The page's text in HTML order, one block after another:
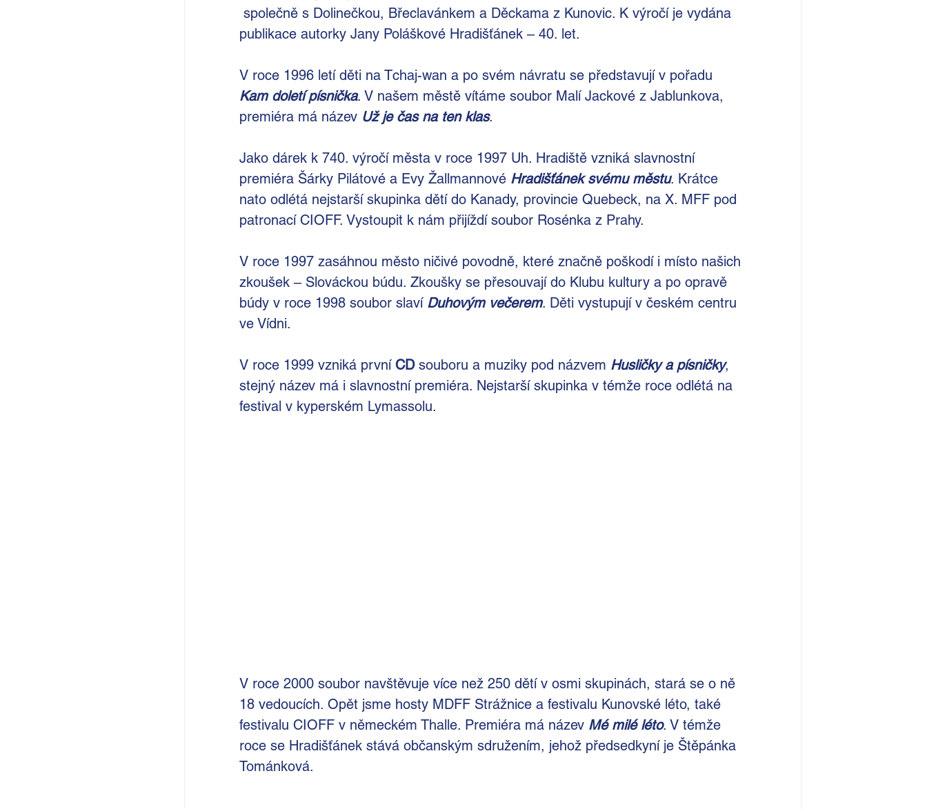
společně s Dolinečkou, Břeclavánkem a Děckama z Kunovic. K výročí je vydána
publikace autorky Jany Poláškové Hradišťánek – 40. let.
V roce 1996 letí děti na Tchaj-wan a po svém návratu se představují v pořadu
Kam doletí písnička. V našem městě vítáme soubor Malí Jackové z Jablunkova,
premiéra má název Už je čas na ten klas.
Jako dárek k 740. výročí města v roce 1997 Uh. Hradiště vzniká slavnostní
premiéra Šárky Pilátové a Evy Žallmannové Hradišťánek svému městu. Krátce
nato odlétá nejstarší skupinka dětí do Kanady, provincie Quebeck, na X. MFF pod
patronací CIOFF. Vystoupit k nám přijíždí soubor Rosénka z Prahy.
V roce 1997 zasáhnou město ničivé povodně, které značně poškodí i místo našich
zkoušek – Slováckou búdu. Zkoušky se přesouvají do Klubu kultury a po opravě
búdy v roce 1998 soubor slaví Duhovým večerem. Děti vystupují v českém centru
ve Vídni.
V roce 1999 vzniká první CD souboru a muziky pod názvem Husličky a písničky,
stejný název má i slavnostní premiéra. Nejstarší skupinka v témže roce odlétá na
festival v kyperském Lymassolu.
V roce 2000 soubor navštěvuje více než 250 dětí v osmi skupinách, stará se o ně
18 vedoucích. Opět jsme hosty MDFF Strážnice a festivalu Kunovské léto, také
festivalu CIOFF v německém Thalle. Premiéra má název Mé milé léto. V témže
roce se Hradišťánek stává občanským sdružením, jehož předsedkyní je Štěpánka
Tománková.